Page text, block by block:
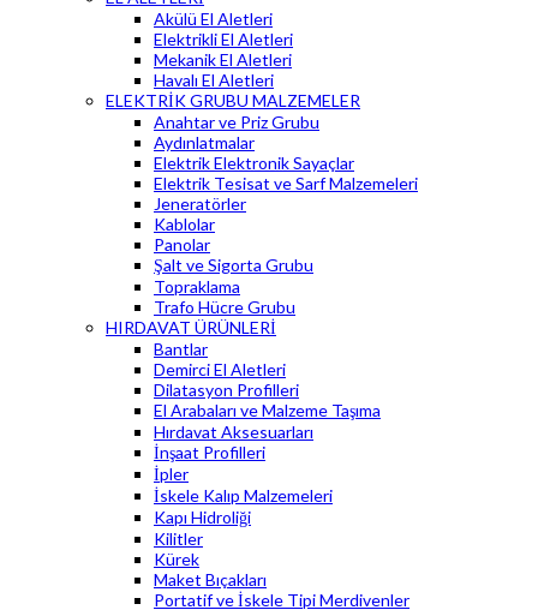
Akülü El Aletleri
Elektrikli El Aletleri
Mekanik El Aletleri
Havalı El Aletleri
ELEKTRİK GRUBU MALZEMELER
Anahtar ve Priz Grubu
Aydınlatmalar
Elektrik Elektronik Sayaçlar
Elektrik Tesisat ve Sarf Malzemeleri
Jeneratörler
Kablolar
Panolar
Şalt ve Sigorta Grubu
Topraklama
Trafo Hücre Grubu
HIRDAVAT ÜRÜNLERİ
Bantlar
Demirci El Aletleri
Dilatasyon Profilleri
El Arabaları ve Malzeme Taşıma
Hırdavat Aksesuarları
İnşaat Profilleri
İpler
İskele Kalıp Malzemeleri
Kapı Hidroliği
Kilitler
Kürek
Maket Bıçakları
Portatif ve İskele Tipi Merdivenler